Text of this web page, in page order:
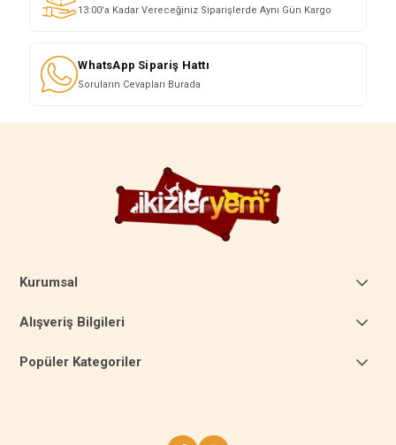
13:00'a Kadar Vereceğiniz Siparişlerde Aynı Gün Kargo
WhatsApp Sipariş Hattı
Soruların Cevapları Burada
Kurumsal
Alışveriş Bilgileri
Popüler Kategoriler